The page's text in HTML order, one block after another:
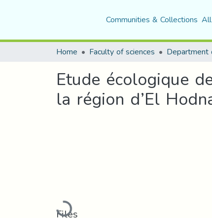
Communities & Collections
Home Faculty of sciences
Etude écologique
la région d’El
Loading...
Files